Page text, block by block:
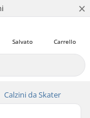
×
Carrello
Salvato
Calzini da Skater